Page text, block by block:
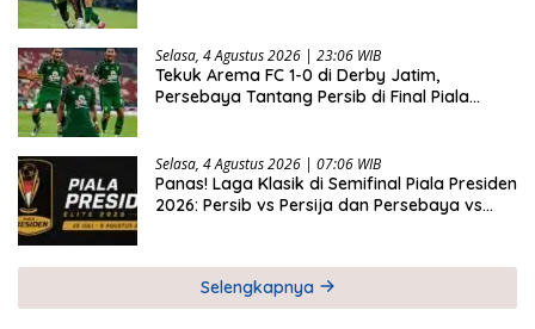
Selasa, 4 Agustus 2026 | 23:06 WIB
Tekuk Arema FC 1-0 di Derby Jatim,
Persebaya Tantang Persib di Final Piala
Selasa, 4 Agustus 2026 | 07:06 WIB
Panas! Laga Klasik di Semifinal Piala Presiden
2026: Persib vs Persija dan Persebaya vs
Selengkapnya